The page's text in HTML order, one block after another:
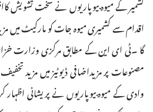
کشمیر کے میوہ بیوپاریوں نے سخت تشویش
اقدام سے کشمیری میوہ جات کو مارکیٹ میں
گا ۔ٹی ای این کے مطابق مرکزی وزارت
مصنوعات پر مزیداضافی ڈیوٹیز میں مزید
وادی کے میوہ بیوپاریوں نے پریشانی